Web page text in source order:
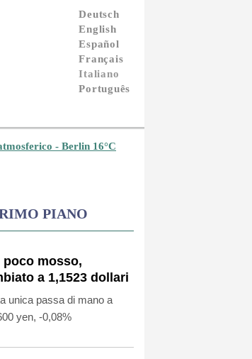
Deutsch
English
Español
Français
Italiano
Português
- Berlin 16°C
PIANO
poco mosso,
a 1,1523 dollari
unica passa di mano a
yen, -0,08%